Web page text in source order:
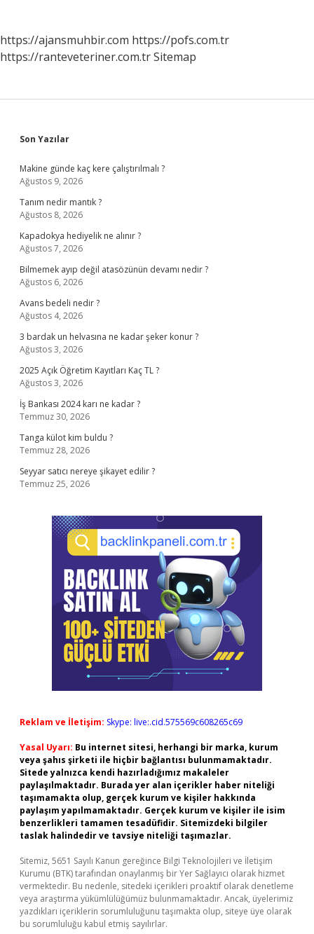
https://ajansmuhbir.com https://pofs.com.tr
https://ranteveteriner.com.trSitemap
Sidebar
Son Yazılar
Makine günde kaç kere çalıştırılmalı ?
Ağustos 9, 2026
Tanım nedir mantık ?
Ağustos 8, 2026
Kapadokya hediyelik ne alınır ?
Ağustos 7, 2026
Bilmemek ayıp değil atasözünün devamı nedir ?
Ağustos 6, 2026
Avans bedeli nedir ?
Ağustos 4, 2026
3 bardak un helvasına ne kadar şeker konur ?
Ağustos 3, 2026
2025 Açık Öğretim Kayıtları Kaç TL ?
Ağustos 3, 2026
İş Bankası 2024 karı ne kadar ?
Temmuz 30, 2026
Tanga külot kim buldu ?
Temmuz 28, 2026
Seyyar satıcı nereye şikayet edilir ?
Temmuz 25, 2026
Reklam ve İletişim: Skype: live:.cid.575569c608265c69
Yasal Uyarı: Bu internet sitesi, herhangi bir marka, kurum
veya şahıs şirketi ile hiçbir bağlantısı bulunmamaktadır.
Sitede yalnızca kendi hazırladığımız makaleler
paylaşılmaktadır. Burada yer alan içerikler haber niteliği
taşımamakta olup, gerçek kurum ve kişiler hakkında
paylaşım yapılmamaktadır. Gerçek kurum ve kişiler ile isim
benzerlikleri tamamen tesadüfidir. Sitemizdeki bilgiler
taslak halindedir ve tavsiye niteliği taşımazlar.
Sitemiz, 5651 Sayılı Kanun gereğince Bilgi Teknolojileri ve İletişim
Kurumu (BTK) tarafından onaylanmış bir Yer Sağlayıcı olarak hizmet
vermektedir. Bu nedenle, sitedeki içerikleri proaktif olarak denetleme
veya araştırma yükümlülüğümüz bulunmamaktadır. Ancak, üyelerimiz
yazdıkları içeriklerin sorumluluğunu taşımakta olup, siteye üye olarak
bu sorumluluğu kabul etmiş sayılırlar.